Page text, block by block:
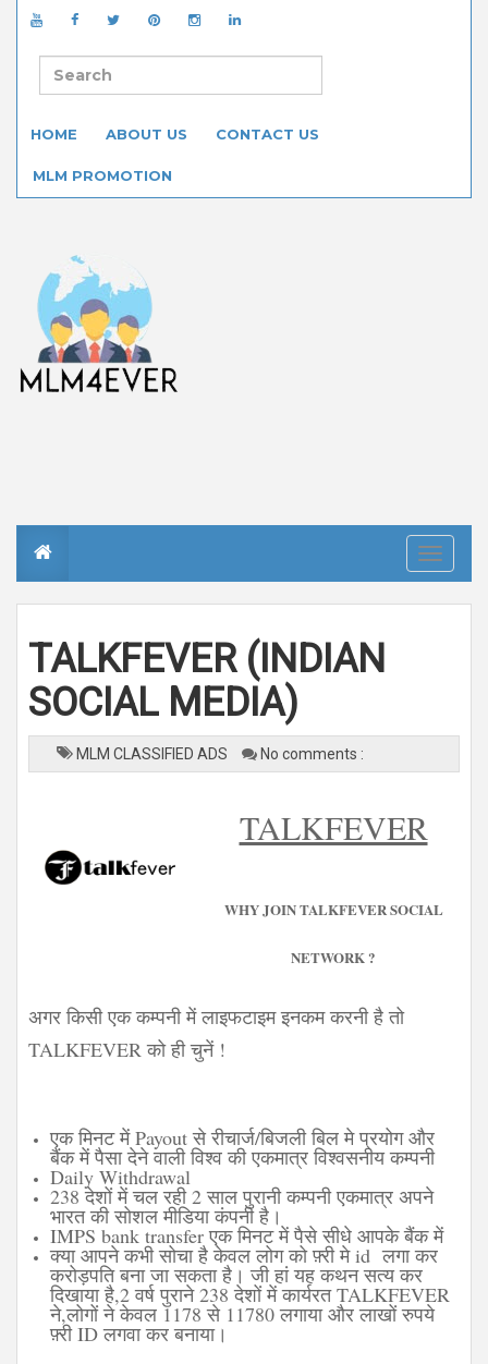
HOME ABOUT US CONTACT US
MLM PROMOTION
T
o
g
l
i
TALKFEVER (INDIAN
SOCIAL MEDIA)
MLM CLASSIFIED ADS No comments :
TALKFEVER
WHY JOIN TALKFEVER SOCIAL
NETWORK ?
अगर किसी एक कम्पनी में लाइफटाइम इनकम करनी है तो
TALKFEVER को ही चुनें !
एक मिनट में Payout से रीचार्ज/बिजली बिल मे प्रयोग और
बैंक में पैसा देने वाली विश्व की एकमात्र विश्वसनीय कम्पनी
Daily Withdrawal
238 देशों में चल रही 2 साल पुरानी कम्पनी एकमात्र अपने
भारत की सोशल मीडिया कंपनी है।
IMPS bank transfer एक मिनट में पैसे सीधे आपके बैंक में
क्या आपने कभी सोचा है केवल लोग को फ़्री मे id लगा कर
करोड़पति बना जा सकता है। जी हां यह कथन सत्य कर
दिखाया है,2 वर्ष पुराने 238 देशों में कार्यरत TALKFEVER
ने,लोगों ने केवल 1178 से 11780 लगाया और लाखों रुपये
फ़्री ID लगवा कर बनाया।